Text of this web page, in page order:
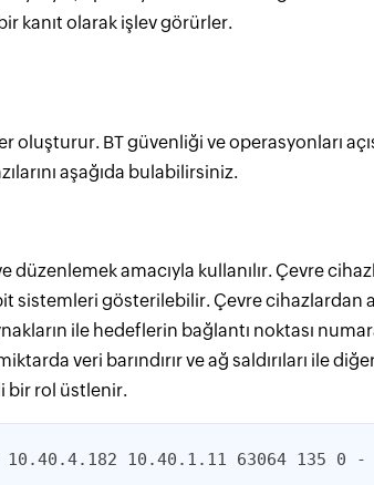
kanıt olarak işlev görürler.
oluşturur. BT güvenliği ve operasyonları
aşağıda bulabilirsiniz.
amacıyla kullanılır. Çevre
sistemleri gösterilebilir. Çevre cihazlardan
ile hedeflerin bağlantı noktası
veri barındırır ve ağ saldırıları ile
bir rol üstlenir.
10.40.4.182 10.40.1.11 63064 135 0 -